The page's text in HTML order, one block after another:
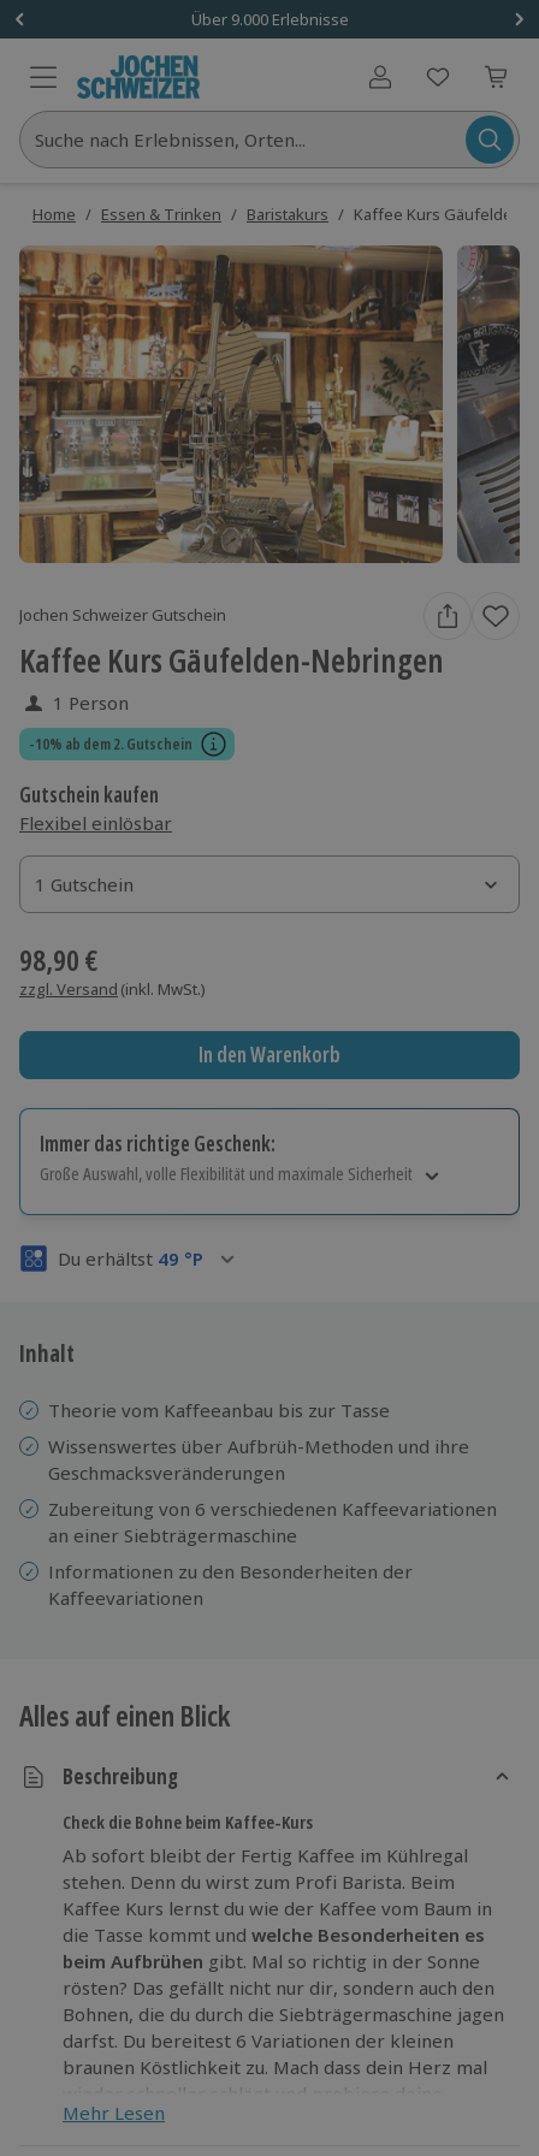
Über 9.000 Erlebnisse
Benutzerkonto
Suche nach Erlebnissen, Orten...
Home / Essen & Trinken / Baristakurs / Kaffee Kurs Gäufelden-
Jochen Schweizer Gutschein
Kaffee Kurs Gäufelden-Nebringen
1 Person
-10% ab dem 2. Gutschein
Gutschein kaufen
Flexibel einlösbar
1 Gutschein
1 Gutschein
1 Gutschein
98,90 €
zzgl. Versand (inkl. MwSt.)
In den Warenkorb
Immer das richtige Geschenk:
Große Auswahl, volle Flexibilität und maximale Sicherheit
Volle Flexibilität
3 Jahre gültig & verlängerbar.
Du erhältst 49 °P
Inhalt
Theorie vom Kaffeeanbau bis zur Tasse
Wissenswertes über Aufbrüh-Methoden und ihre
Geschmacksveränderungen
Zubereitung von 6 verschiedenen Kaffeevariationen
an einer Siebträgermaschine
Informationen zu den Besonderheiten der
Kaffeevariationen
Alles auf einen Blick
Beschreibung
Check die Bohne beim Kaffee-Kurs
Ab sofort bleibt der Fertig Kaffee im Kühlregal
stehen. Denn du wirst zum Profi Barista. Beim
Kaffee Kurs lernst du wie der Kaffee vom Baum in
die Tasse kommt und welche Besonderheiten es
beim Aufbrühen gibt. Mal so richtig in der Sonne
rösten? Das gefällt nicht nur dir, sondern auch den
Bohnen, die du durch die Siebträgermaschine jagen
darfst. Du bereitest 6 Variationen der kleinen
braunen Köstlichkeit zu. Mach dass dein Herz mal
wieder schneller schlägt und probiere deine
eigenen Kreationen. Denn es ist noch kein Meister
Mehr Lesen